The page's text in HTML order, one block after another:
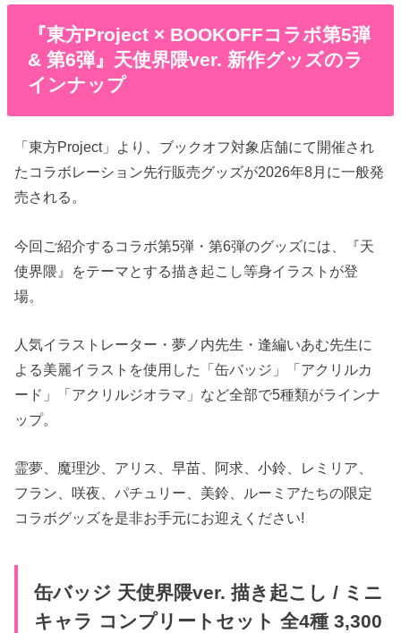
『東方​Project × BOOKOFFコラボ第5弾
& 第6弾』天使界隈ver. 新作グッズのラ
インナップ
「東方Project」より、ブックオフ対象店舗にて開催され
たコラボレーション先行販売グッズが2026年8月に一般発
売される。
今回ご紹介するコラボ第5弾・第6弾のグッズには、『天
使界隈』をテーマとする描き起こし等身イラストが登
場。
人気イラストレーター・夢ノ内先生・逢編いあむ先生に
よる美麗イラストを使用した「缶バッジ」「アクリルカ
ード」「アクリルジオラマ」など全部で5種類がラインナ
ップ。
霊夢、魔理沙、アリス、早苗、阿求、小鈴、レミリア、
フラン、咲夜、パチュリー、美鈴、ルーミアたちの限定
コラボグッズを是非お手元にお迎えください!
缶バッジ 天使界隈ver. 描き​起こし / ミニ
キャラ コンプリートセット 全4種 3,300